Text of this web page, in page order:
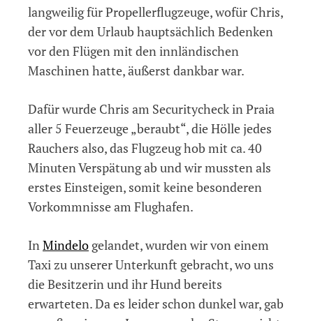
langweilig für Propellerflugzeuge, wofür Chris,
der vor dem Urlaub hauptsächlich Bedenken
vor den Flügen mit den innländischen
Maschinen hatte, äußerst dankbar war.
Dafür wurde Chris am Securitycheck in Praia
aller 5 Feuerzeuge „beraubt“, die Hölle jedes
Rauchers also, das Flugzeug hob mit ca. 40
Minuten Verspätung ab und wir mussten als
erstes Einsteigen, somit keine besonderen
Vorkommnisse am Flughafen.
InMindelo gelandet, wurden wir von einem
Taxi zu unserer Unterkunft gebracht, wo uns
die Besitzerin und ihr Hund bereits
erwarteten. Da es leider schon dunkel war, gab